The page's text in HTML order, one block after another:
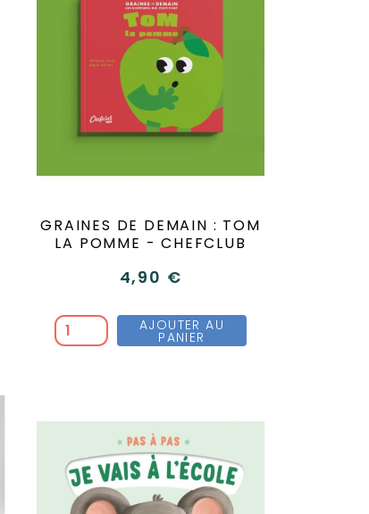
GRAINES DE DEMAIN : TOM
LA POMME - CHEFCLUB
4,90 €
AJOUTER AU
PANIER